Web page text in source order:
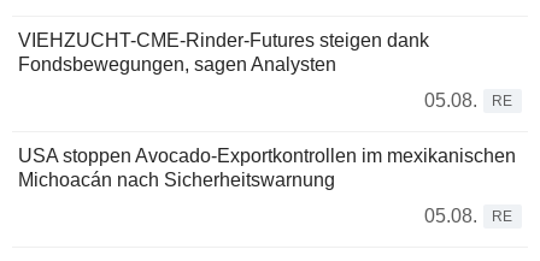
VIEHZUCHT-CME-Rinder-Futures steigen dank
Fondsbewegungen, sagen Analysten
05.08.
RE
USA stoppen Avocado-Exportkontrollen im mexikanischen
Michoacán nach Sicherheitswarnung
05.08.
RE